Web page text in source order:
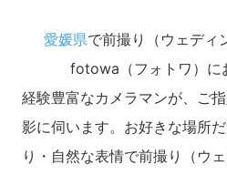
愛媛県で前撮り（ウェディ
fotowa（フォトワ）に
経験豊富なカメラマンが、ご
影に伺います。お好きな場所
り・自然な表情で前撮り（ウ